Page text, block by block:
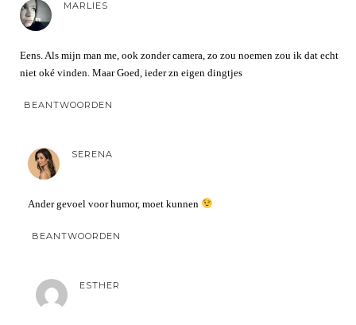
MARLIES
Eens. Als mijn man me, ook zonder camera, zo zou noemen zou ik dat echt
niet oké vinden. Maar Goed, ieder zn eigen dingtjes
BEANTWOORDEN
SERENA
Ander gevoel voor humor, moet kunnen
BEANTWOORDEN
ESTHER